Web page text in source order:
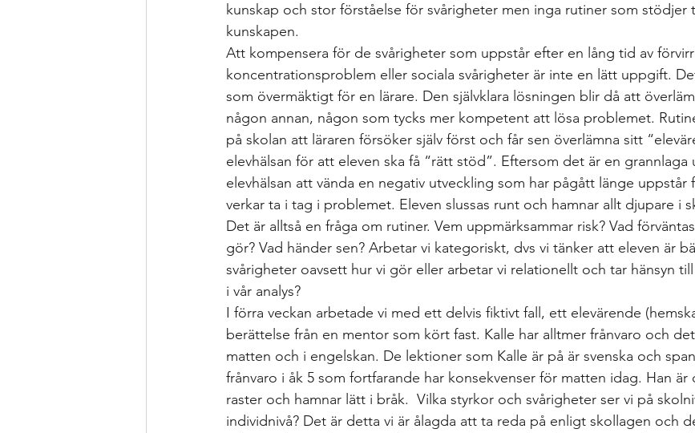
kunskap och stor förståelse för svårigheter men inga rutiner som stödjer
kunskapen.
Att kompensera för de svårigheter som uppstår efter en lång tid av
koncentrationsproblem eller sociala svårigheter är inte en lätt uppgift.
som övermäktigt för en lärare. Den självklara lösningen blir då att
någon annan, någon som tycks mer kompetent att lösa problemet.
på skolan att läraren försöker själv först och får sen överlämna sitt
elevhälsan för att eleven ska få “rätt stöd”. Eftersom det är en
elevhälsan att vända en negativ utveckling som har pågått länge
verkar ta i tag i problemet. Eleven slussas runt och hamnar allt djupare i
Det är alltså en fråga om rutiner. Vem uppmärksammar risk? Vad
gör? Vad händer sen? Arbetar vi kategoriskt, dvs vi tänker att eleven är
svårigheter oavsett hur vi gör eller arbetar vi relationellt och tar hänsyn
i vår analys?
I förra veckan arbetade vi med ett delvis fiktivt fall, ett elevärende
berättelse från en mentor som kört fast. Kalle har alltmer frånvaro och
matten och i engelskan. De lektioner som Kalle är på är svenska och
frånvaro i åk 5 som fortfarande har konsekvenser för matten idag. Han är
raster och hamnar lätt i bråk.  Vilka styrkor och svårigheter ser vi på
individnivå? Det är detta vi är ålagda att ta reda på enligt skollagen och